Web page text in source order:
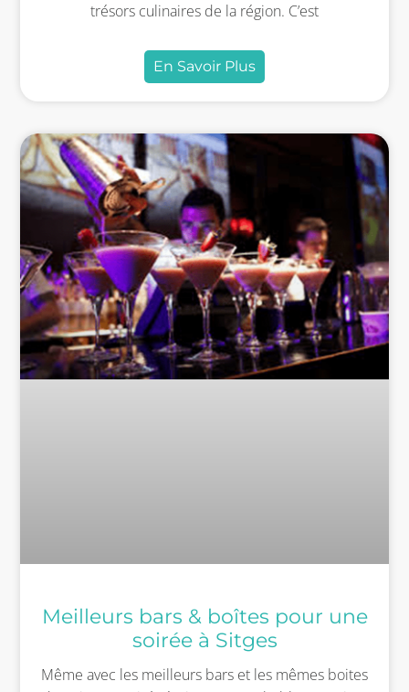
trésors culinaires de la région. C’est
En Savoir Plus
Meilleurs bars & boîtes pour une
soirée à Sitges
Même avec les meilleurs bars et les mêmes boites